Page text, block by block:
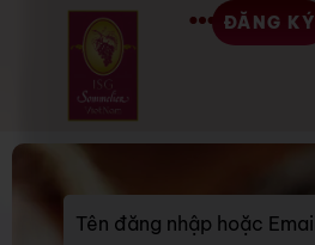
ĐĂNG KÝ
Tên đăng nhập hoặc Email